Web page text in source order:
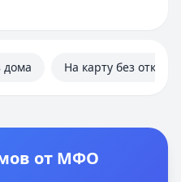
дома На карту без отказа
от МФО